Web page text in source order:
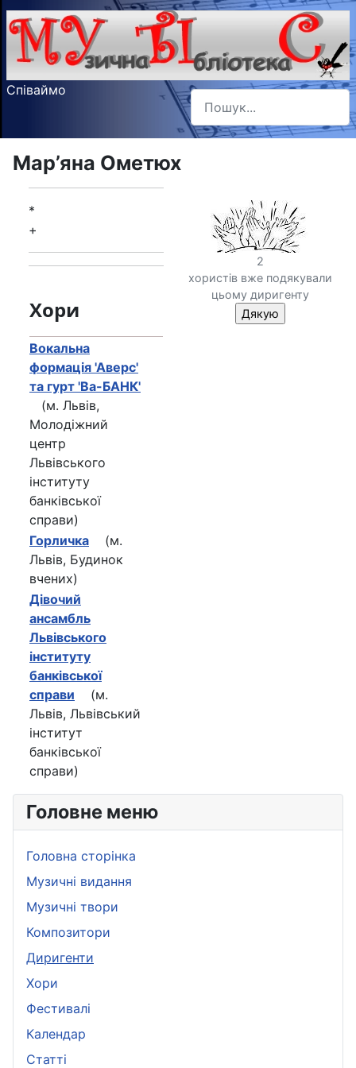
Співаймо Пошук
Type 2 or more characters
Головне меню
Головна сторінка
Музичні видання
Музичні твори
Композитори
Диригенти
Хори
Фестивалі
Календар
Статті
Мар’яна Ометюх
2
хористів вже подякували
цьому диригенту
*
+
Хори
Вокальна
формація 'Аверс'
та гурт 'Ва-БАНК'
(м. Львів,
Молодіжний
центр
Львівського
інституту
банківської
справи)
Горличка (м.
Львів, Будинок
вчених)
Дівочий
ансамбль
Львівського
інституту
банківської
справи (м.
Львів, Львівський
інститут
банківської
справи)